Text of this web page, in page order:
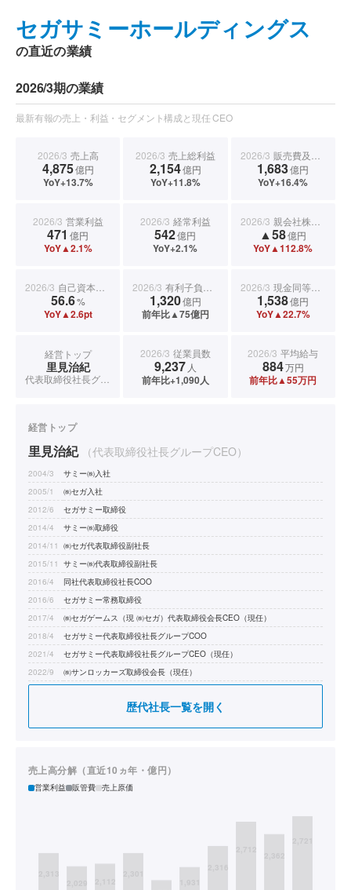
セガサミーホールディングス
の直近の業績
2026/3期の業績
最新有報の売上・利益・セグメント構成と現任 CEO
2026/3 売上高
4,875億円
YoY+13.7%
2026/3 売上総利益
2,154億円
YoY+11.8%
2026/3 販売費及び一般管理費
1,683億円
YoY+16.4%
2026/3 営業利益
471 億円
YoY▲2.1%
2026/3 経常利益
542億円
YoY+2.1%
2026/3 親会社株主に帰属する当期純利益
▲58億円
YoY▲112.8%
2026/3 自己資本比率
56.6%
YoY▲2.6pt
2026/3 有利子負債合計
1,320億円
前年比▲75億円
2026/3 現金同等物期末残高
1,538億円
YoY▲22.7%
経営トップ
里見治紀
2026/3 従業員数
9,237 人
前年比+1,090人
2026/3 平均給与
884万円
前年比▲55万円
経営トップ
里見治紀 （代表取締役社長グループCEO）
2004/3
サミー㈱入社
2005/1
㈱セガ入社
2012/6
セガサミー取締役
2014/4
サミー㈱取締役
2014/11 ㈱セガ代表取締役副社長
2015/11 サミー㈱代表取締役副社長
2016/4
同社代表取締役社長COO
2016/6
セガサミー常務取締役
2017/4
㈱セガゲームス（現 ㈱セガ）代表取締役会長CEO（現任）
2018/4
セガサミー代表取締役社長グループCOO
2021/4
セガサミー代表取締役社長グループCEO（現任）
2022/9
㈱サンロッカーズ取締役会長（現任）
㈱トムス・エンタテインメント取締役（現任）
歴代社長一覧を開く
売上高分解（直近10ヵ年・億円）
営業利益 販管費 売上原価